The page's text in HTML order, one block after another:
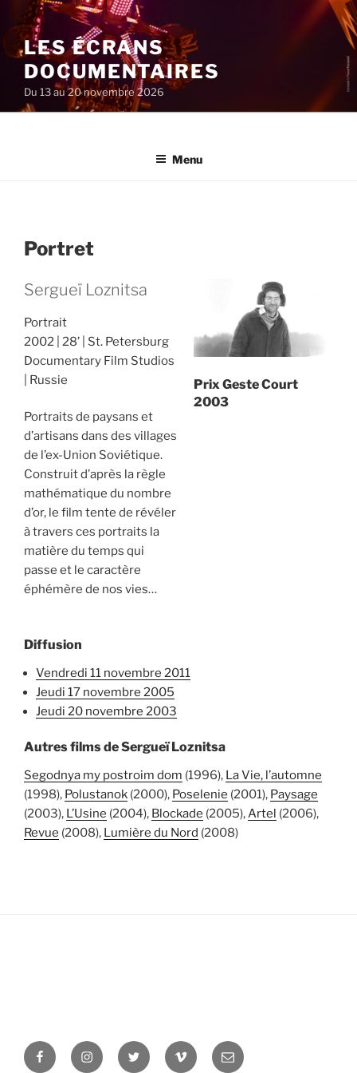
au
contenu
principal
LES ÉCRANS
DOCUMENTAIRES
Du 13 au 20 novembre 2026
Menu
Portret
Sergueï Loznitsa
Portrait
2002
28’
St. Petersburg
Documentary Film Studios
Russie
Portraits de paysans et
d’artisans dans des villages
de l’ex-Union Soviétique.
Construit d’après la règle
mathématique du nombre
d’or, le film tente de révéler
à travers ces portraits la
matière du temps qui
passe et le caractère
éphémère de nos vies…
Prix Geste Court
2003
Diffusion
vendredi 11 novembre 2011
jeudi 17 novembre 2005
jeudi 20 novembre 2003
Autres films de Sergueï Loznitsa
Segodnya my postroim dom (1996), La Vie, l’automne
(1998), Polustanok (2000), Poselenie (2001), Paysage
(2003), L’Usine (2004), Blockade (2005),Artel (2006),
Revue (2008), Lumière du Nord (2008)
FacebookInstagramTwitter Vimeo Newsletter